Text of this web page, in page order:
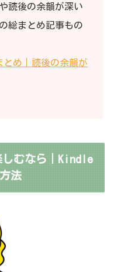
読後の余韻が深い
総まとめ記事もの
とめ｜読後の余韻が
しむなら｜Kindle
法